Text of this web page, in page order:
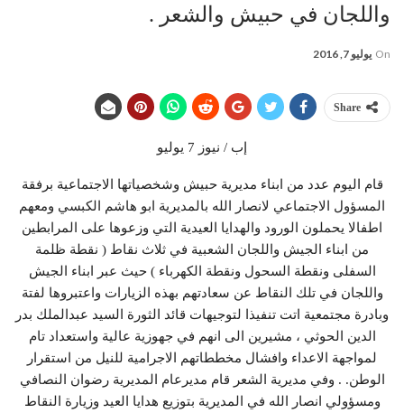
واللجان في حبيش والشعر .
On يوليو 7, 2016
Share
إب / نيوز 7 يوليو
قام اليوم عدد من ابناء مديرية حبيش وشخصياتها الاجتماعية برفقة
المسؤول الاجتماعي لانصار الله بالمديرية ابو هاشم الكبسي ومعهم
اطفالا يحملون الورود والهدايا العيدية التي وزعوها على المرابطين
من ابناء الجيش واللجان الشعبية في ثلاث نقاط ( نقطة ظلمة
السفلى ونقطة السحول ونقطة الكهرباء ) حيث عبر ابناء الجيش
واللجان في تلك النقاط عن سعادتهم بهذه الزيارات واعتبروها لفتة
وبادرة مجتمعية اتت تنفيذا لتوجيهات قائد الثورة السيد عبدالملك بدر
الدين الحوثي ، مشيرين الى انهم في جهوزية عالية واستعداد تام
لمواجهة الاعداء وافشال مخططاتهم الاجرامية للنيل من استقرار
الوطن. . وفي مديرية الشعر قام مديرعام المديرية رضوان النصافي
ومسؤولي انصار الله في المديرية بتوزيع هدايا العيد وزيارة النقاط